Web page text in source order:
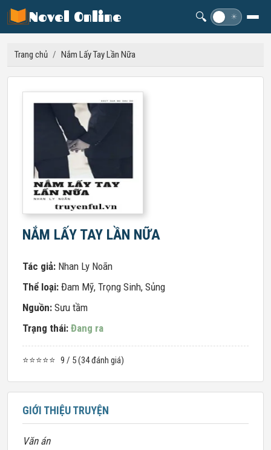
Novel Online 🔍 ☀
Trang chủ / Nắm Lấy Tay Lần Nữa
NẮM LẤY TAY LẦN NỮA
Tác giả: Nhan Ly Noãn
Thể loại: Đam Mỹ, Trọng Sinh, Sủng
Nguồn: Sưu tầm
Trạng thái: Đang ra
⭐⭐⭐⭐⭐ 9 / 5 (34 đánh giá)
GIỚI THIỆU TRUYỆN
Văn án